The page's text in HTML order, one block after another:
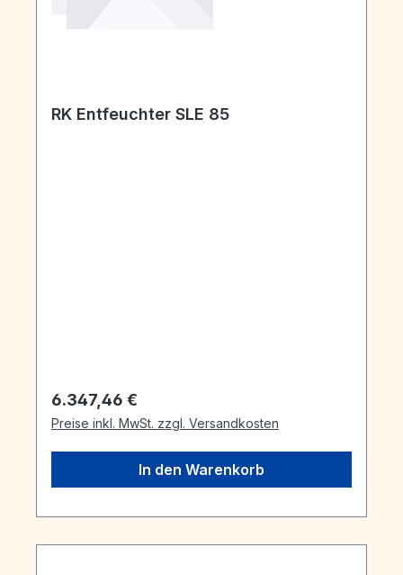
RK Entfeuchter SLE 85
Regulärer Preis:
6.347,46 €
Preise inkl. MwSt. zzgl. Versandkosten
In den Warenkorb